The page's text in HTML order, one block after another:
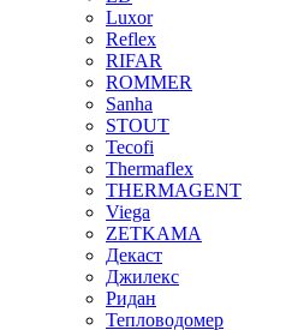
Luxor
Reflex
RIFAR
ROMMER
Sanha
STOUT
Tecofi
Thermaflex
THERMAGENT
Viega
ZETKAMA
Декаст
Джилекс
Ридан
Тепловодомер